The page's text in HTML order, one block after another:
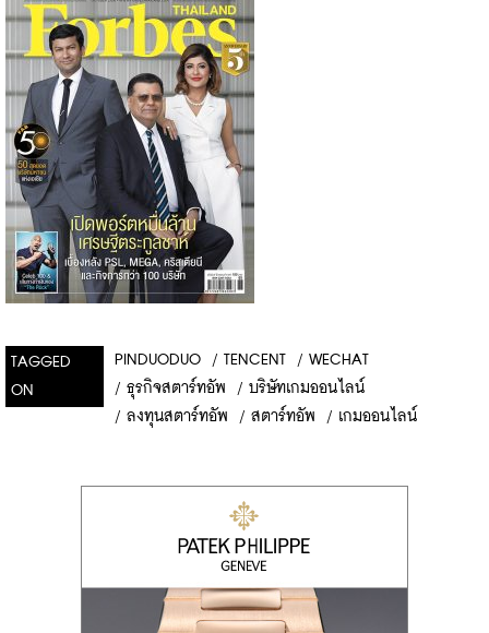
TAGGED
ON
PINDUODUO / TENCENT / WECHAT
/ ธุรกิจสตาร์ทอัพ / บริษัทเกมออนไลน์
/ ลงทุนสตาร์ทอัพ / สตาร์ทอัพ / เกมออนไลน์